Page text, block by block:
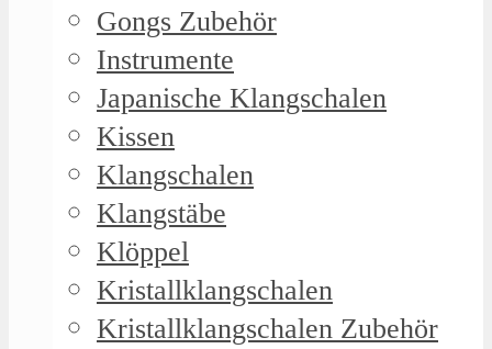
Gongs Zubehör
Instrumente
Japanische Klangschalen
Kissen
Klangschalen
Klangstäbe
Klöppel
Kristallklangschalen
Kristallklangschalen Zubehör